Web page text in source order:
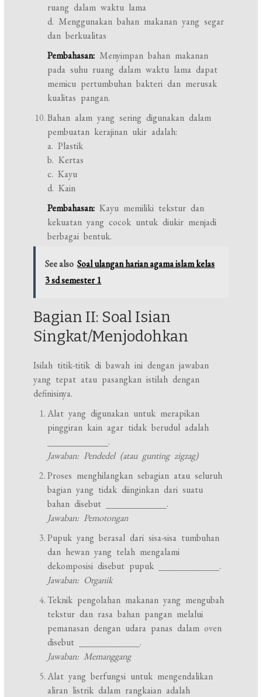
ruang dalam waktu lama
d. Menggunakan bahan makanan yang segar
dan berkualitas
Pembahasan: Menyimpan bahan makanan
pada suhu ruang dalam waktu lama dapat
memicu pertumbuhan bakteri dan merusak
kualitas pangan.
Bahan alam yang sering digunakan dalam
pembuatan kerajinan ukir adalah:
a. Plastik
b. Kertas
c. Kayu
d. Kain
Pembahasan: Kayu memiliki tekstur dan
kekuatan yang cocok untuk diukir menjadi
berbagai bentuk.
See also Soal ulangan harian agama islam kelas
3 sd semester 1
Bagian II: Soal Isian
Singkat/Menjodohkan
Isilah titik-titik di bawah ini dengan jawaban
yang tepat atau pasangkan istilah dengan
definisinya.
Alat yang digunakan untuk merapikan
pinggiran kain agar tidak berudul adalah
_____________.
Jawaban: Pendedel (atau gunting zigzag)
Proses menghilangkan sebagian atau seluruh
bagian yang tidak diinginkan dari suatu
bahan disebut _____________.
Jawaban: Pemotongan
Pupuk yang berasal dari sisa-sisa tumbuhan
dan hewan yang telah mengalami
dekomposisi disebut pupuk _____________.
Jawaban: Organik
Teknik pengolahan makanan yang mengubah
tekstur dan rasa bahan pangan melalui
pemanasan dengan udara panas dalam oven
disebut _____________.
Jawaban: Memanggang
Alat yang berfungsi untuk mengendalikan
aliran listrik dalam rangkaian adalah